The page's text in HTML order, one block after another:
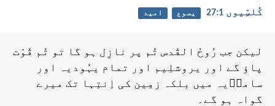
کُلسِّیوں 1:‏27 یسوع امید
لیکن جب رُوحُ القُدس تُم پر نازِل ہو گا تو تُم قُوّت
پاؤ گے اور یروشلِیم اور تمام یہُودیہ اور
سامرؔیہ میں بلکہ زمِین کی اِنتِہا تک میرے
گواہ ہو گے۔